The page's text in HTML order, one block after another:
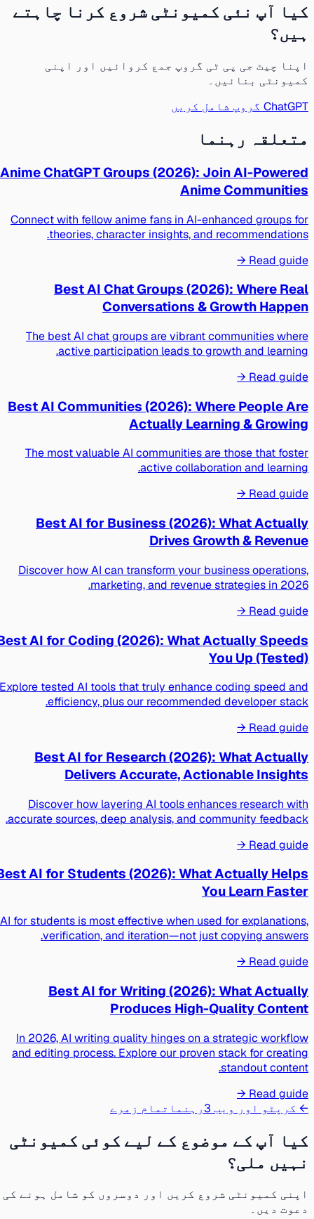
کیا آپ نئی کمیونٹی شروع کرنا چاہتے
ہیں؟
اپنا چیٹ جی پی ٹی گروپ جمع کروائیں اور اپنی
کمیونٹی بنائیں۔
ChatGPT گروپ شامل کریں
متعلقہ رہنما
Anime ChatGPT Groups (2026): Join AI-Powered
Anime Communities
Connect with fellow anime fans in AI-enhanced groups for
theories, character insights, and recommendations.
Read guide →
Best AI Chat Groups (2026): Where Real
Conversations & Growth Happen
The best AI chat groups are vibrant communities where
active participation leads to growth and learning.
Read guide →
Best AI Communities (2026): Where People Are
Actually Learning & Growing
The most valuable AI communities are those that foster
active collaboration and learning.
Read guide →
Best AI for Business (2026): What Actually
Drives Growth & Revenue
Discover how AI can transform your business operations,
marketing, and revenue strategies in 2026.
Read guide →
Best AI for Coding (2026): What Actually Speeds
You Up (Tested)
Explore tested AI tools that truly enhance coding speed and
efficiency, plus our recommended developer stack.
Read guide →
Best AI for Research (2026): What Actually
Delivers Accurate, Actionable Insights
Discover how layering AI tools enhances research with
accurate sources, deep analysis, and community feedback.
Read guide →
Best AI for Students (2026): What Actually Helps
You Learn Faster
AI for students is most effective when used for explanations,
verification, and iteration—not just copying answers.
Read guide →
Best AI for Writing (2026): What Actually
Produces High-Quality Content
In 2026, AI writing quality hinges on a strategic workflow
and editing process. Explore our proven stack for creating
standout content.
Read guide →
← کرپٹو اور ویب 3 رہنماتمام زمرے
کیا آپ کے موضوع کے لیے کوئی کمیونٹی
نہیں ملی؟
اپنی کمیونٹی شروع کریں اور دوسروں کو شامل ہونے کی
دعوت دیں۔